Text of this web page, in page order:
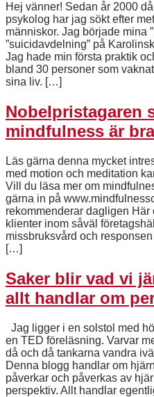
Hej vänner! Sedan år 2000
psykolog har jag sökt efter
människor. Jag började mina
”suicidavdelning” på
Jag hade min första praktik
bland 30 personer som
sina liv. […]
Nobelpristagaren
mindfulness är bra
Läs gärna denna mycket
med motion och meditation
Vill du läsa mer om
gärna in på
rekommenderar dagligen Här
klienter inom såväl
missbruksvård och
[…]
Saker blir vad vi
allt handlar om
Jag ligger i en solstol med
en TED föreläsning. Varvar
då och då tankarna vandra
Denna blogg handlar om
påverkar och påverkas av
perspektiv. Allt handlar